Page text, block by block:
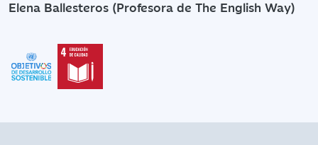
Elena Ballesteros (Profesora de The English Way)